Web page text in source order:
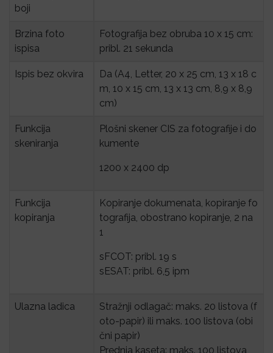
boji
Brzina foto
ispisa
Fotografija bez obruba 10 x 15 cm:
pribl. 21 sekunda
Ispis bez okvira
Da (A4, Letter, 20 x 25 cm, 13 x 18 c
m, 10 x 15 cm, 13 x 13 cm, 8,9 x 8,9
cm)
Funkcija
skeniranja
Plošni skener CIS za fotografije i do
kumente
1200 x 2400 dp
Funkcija
kopiranja
Kopiranje dokumenata, kopiranje fo
tografija, obostrano kopiranje, 2 na
1
sFCOT: pribl. 19 s
sESAT: pribl. 6,5 ipm
Ulazna ladica
Stražnji odlagač: maks. 20 listova (f
oto-papir) ili maks. 100 listova (obi
čni papir)
Prednja kaseta: maks. 100 listova